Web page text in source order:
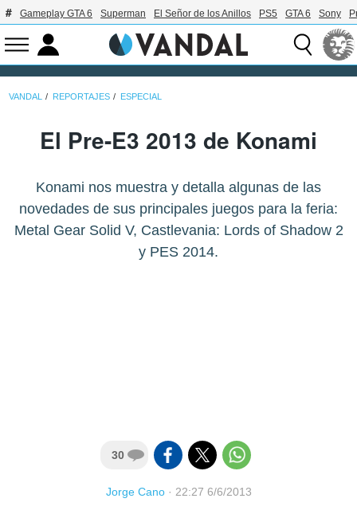
Gameplay GTA 6 Superman El Señor de los Anillos PS5 GTA 6 Sony
VANDAL REPORTAJES ESPECIAL
El Pre-E3 2013 de Konami
Konami nos muestra y detalla algunas de las
novedades de sus principales juegos para la feria:
Metal Gear Solid V, Castlevania: Lords of Shadow 2
y PES 2014.
30
Jorge Cano· 22:27 6/6/2013